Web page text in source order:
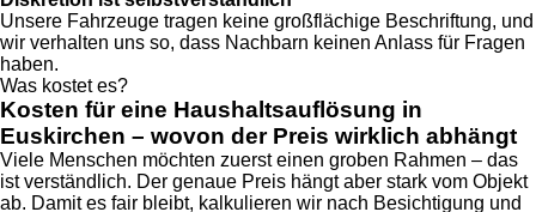
Unsere Fahrzeuge tragen keine großflächige Beschriftung, und
wir verhalten uns so, dass Nachbarn keinen Anlass für Fragen
haben.
Was kostet es?
Kosten für eine Haushaltsauflösung in
Euskirchen – wovon der Preis wirklich abhängt
Viele Menschen möchten zuerst einen groben Rahmen – das
ist verständlich. Der genaue Preis hängt aber stark vom Objekt
ab. Damit es fair bleibt, kalkulieren wir nach Besichtigung und